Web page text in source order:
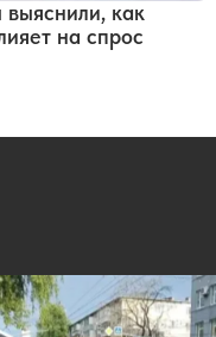
как
на спрос